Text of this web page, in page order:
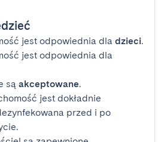
jest odpowiednia dla dzieci.
jest odpowiednia dla
są akceptowane.
jest dokładnie
przed i po